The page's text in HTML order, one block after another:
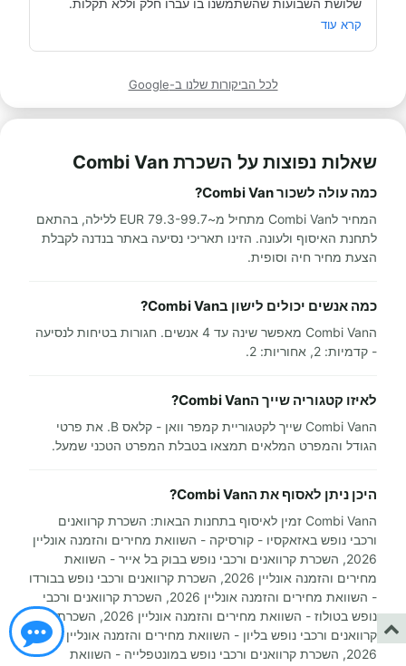
מאוד מומלץ לכל מי שרוצה לעשות חופשה בקרוואן.
קרא עוד
לכל הביקורות שלנו ב-Google
שאלות נפוצות על השכרת Combi Van
כמה עולה לשכור Combi Van?
המחיר לCombi Van מתחיל מ~79.3-99.7 EUR ללילה, בהתאם
לתחנת האיסוף ולעונה. הזינו תאריכי נסיעה באתר בנדנה לקבלת
הצעת מחיר חיה וסופית.
כמה אנשים יכולים לישון בCombi Van?
הCombi Van מאפשר שינה עד 4 אנשים. חגורות בטיחות לנסיעה
- קדמיות: 2, אחוריות: 2.
לאיזו קטגוריה שייך הCombi Van?
הCombi Van שייך לקטגוריית קמפר וואן - קלאס B. את פרטי
הגודל והמפרט המלאים תמצאו בטבלת המפרט הטכני שמעל.
היכן ניתן לאסוף את הCombi Van?
הCombi Van זמין לאיסוף בתחנות הבאות: השכרת קרוואנים
ורכבי נופש באזאקסיו - קורסיקה - השוואת מחירים והזמנה אונליין
2026, השכרת קרוואנים ורכבי נופש בבוק בל אייר - השוואת
מחירים והזמנה אונליין 2026, השכרת קרוואנים ורכבי נופש בבורדו
- השוואת מחירים והזמנה אונליין 2026, השכרת קרוואנים ורכבי
נופש בטולוז - השוואת מחירים והזמנה אונליין 2026, השכרת
קרוואנים ורכבי נופש בליון - השוואת מחירים והזמנה אונליין
2026, השכרת קרוואנים ורכבי נופש במונטפלייה - השוואת